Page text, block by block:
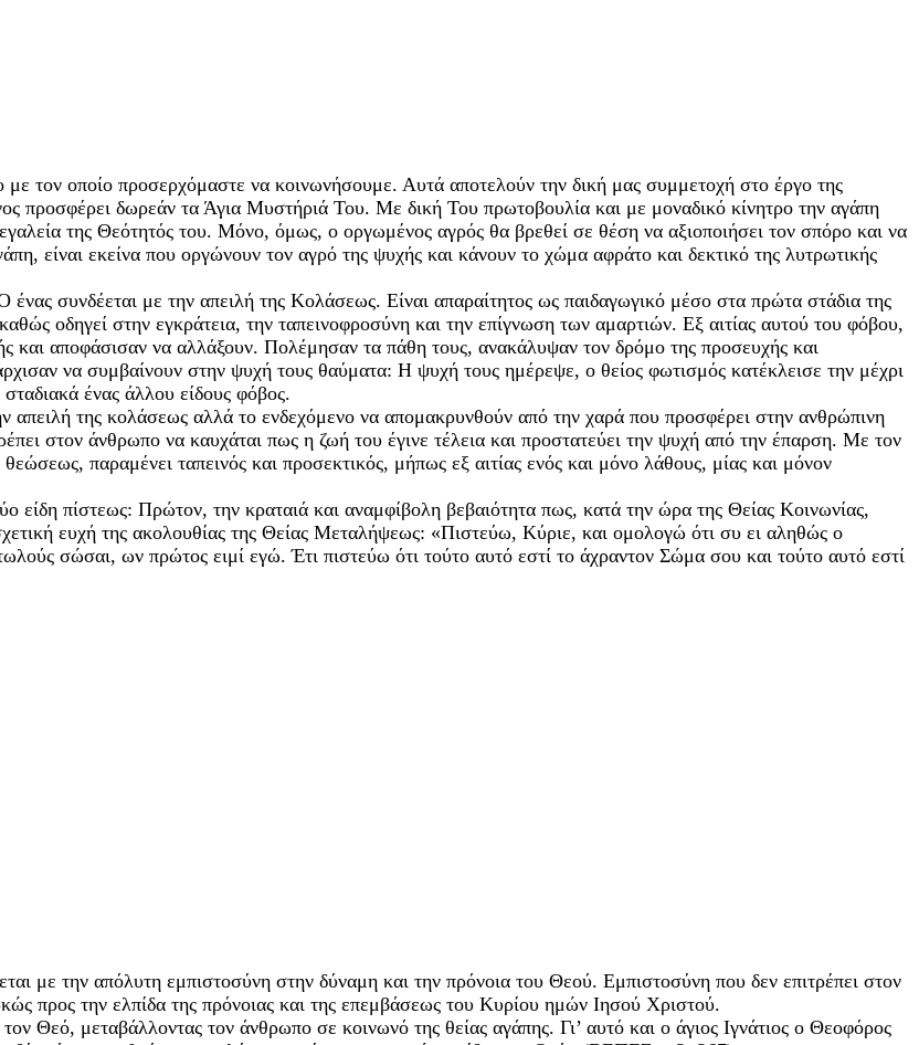
τον οποίο προσερχόμαστε να κοινωνήσουμε. Αυτά αποτελούν την δική μας συμμετοχή στο έργο της
προσφέρει δωρεάν τα Άγια Μυστήριά Του. Με δική Του πρωτοβουλία και με μοναδικό κίνητρο την αγάπη
της Θεότητός του. Μόνο, όμως, ο οργωμένος αγρός θα βρεθεί σε θέση να αξιοποιήσει τον σπόρο και να
είναι εκείνα που οργώνουν τον αγρό της ψυχής και κάνουν το χώμα αφράτο και δεκτικό της λυτρωτικής
συνδέεται με την απειλή της Κολάσεως. Είναι απαραίτητος ως παιδαγωγικό μέσο στα πρώτα στάδια της
οδηγεί στην εγκράτεια, την ταπεινοφροσύνη και την επίγνωση των αμαρτιών. Εξ αιτίας αυτού του φόβου,
και αποφάσισαν να αλλάξουν. Πολέμησαν τα πάθη τους, ανακάλυψαν τον δρόμο της προσευχής και
να συμβαίνουν στην ψυχή τους θαύματα: Η ψυχή τους ημέρεψε, ο θείος φωτισμός κατέκλεισε την μέχρι
ένας άλλου είδους φόβος.
της κολάσεως αλλά το ενδεχόμενο να απομακρυνθούν από την χαρά που προσφέρει στην ανθρώπινη
στον άνθρωπο να καυχάται πως η ζωή του έγινε τέλεια και προστατεύει την ψυχή από την έπαρση. Με τον
παραμένει ταπεινός και προσεκτικός, μήπως εξ αιτίας ενός και μόνο λάθους, μίας και μόνον
πίστεως: Πρώτον, την κραταιά και αναμφίβολη βεβαιότητα πως, κατά την ώρα της Θείας Κοινωνίας,
ευχή της ακολουθίας της Θείας Μεταλήψεως: «Πιστεύω, Κύριε, και ομολογώ ότι συ ει αληθώς ο
σώσαι, ων πρώτος ειμί εγώ. Έτι πιστεύω ότι τούτο αυτό εστί το άχραντον Σώμα σου και τούτο αυτό εστί
με την απόλυτη εμπιστοσύνη στην δύναμη και την πρόνοια του Θεού. Εμπιστοσύνη που δεν επιτρέπει στον
προς την ελπίδα της πρόνοιας και της επεμβάσεως του Κυρίου ημών Ιησού Χριστού.
Θεό, μεταβάλλοντας τον άνθρωπο σε κοινωνό της θείας αγάπης. Γι’ αυτό και ο άγιος Ιγνάτιος ο Θεοφόρος